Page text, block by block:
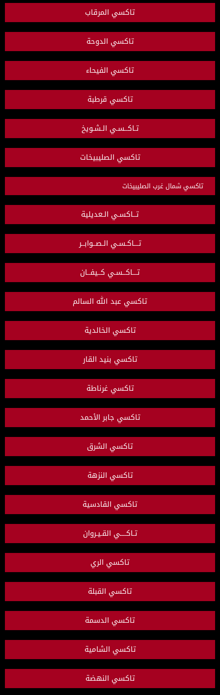
تاكسي المرقاب
تاكسي الدوحة
تاكسي الفيحاء
تاكسي قرطبة
تـاكــسـي الـشـويخ
تاكسي الصليبيخات
تاكسي شمال غرب الصليبيخات
تــاكسـي الـعديلية
تـــاكـسـي الـصــوابــر
تـــاكــسـي كــيفــان
تاكسي عبد الله السالم
تاكسي الخالدية
تاكسي بنيد القار
تاكسي غرناطة
تاكسي جابر الأحمد
تاكسي الشرق
تاكسي النزهة
تاكسي القادسية
تـاكــــي القـيـروان
تاكسي الري
تاكسي القبلة
تاكسي الدسمة
تاكسي الشامية
تاكسي النهضة